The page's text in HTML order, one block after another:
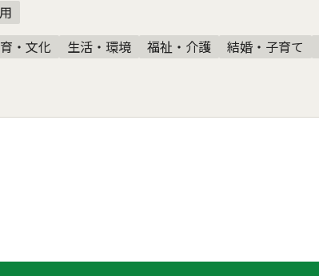
・文化 生活・環境 福祉・介護 結婚・子育て